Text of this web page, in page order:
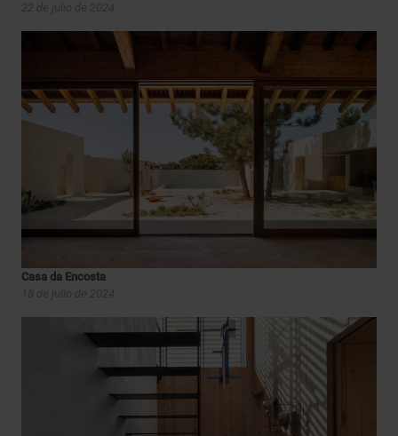
22 de julio de 2024
Casa da Encosta
18 de julio de 2024